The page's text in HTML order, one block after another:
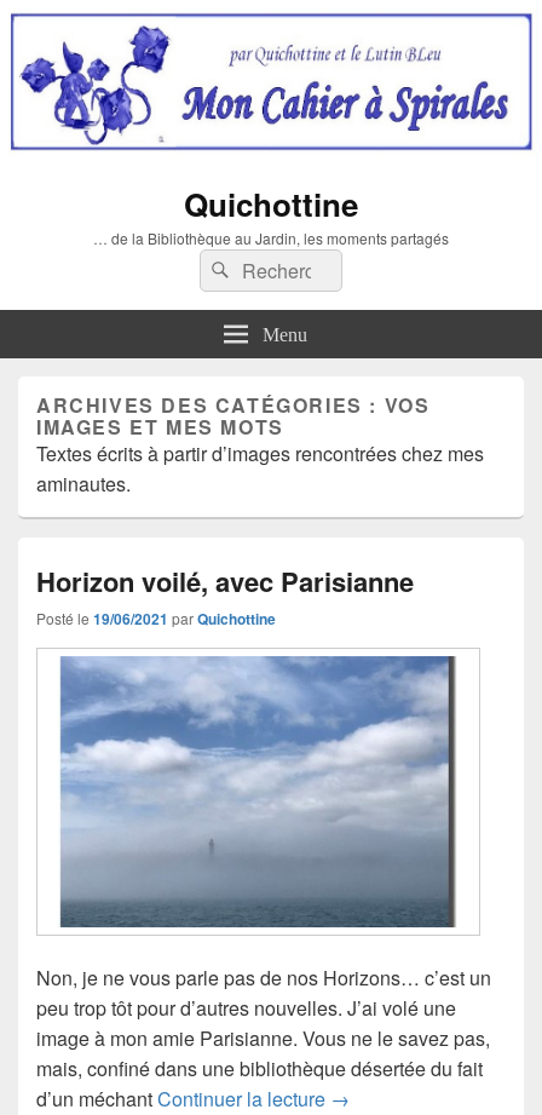
Quichottine
… de la Bibliothèque au Jardin, les moments partagés
Recherche :
Rechercher
Menu
ARCHIVES DES CATÉGORIES : VOS
IMAGES ET MES MOTS
Textes écrits à partir d’images rencontrées chez mes
aminautes.
Horizon voilé, avec Parisianne
Posté le 19/06/2021 parQuichottine
Non, je ne vous parle pas de nos Horizons… c’est un
peu trop tôt pour d’autres nouvelles. J’ai volé une
image à mon amie Parisianne. Vous ne le savez pas,
mais, confiné dans une bibliothèque désertée du fait
d’un méchantContinuer la lecture Horizon voilé, avec
→